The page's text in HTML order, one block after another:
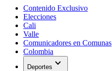
Contenido Exclusivo
Elecciones
Cali
Valle
Comunicadores en Comunas
Colombia
Deportes expand_more